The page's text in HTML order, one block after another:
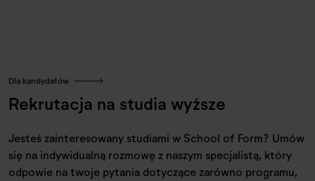
Dla kandydatów
Rekrutacja na studia wyższe
Jesteś zainteresowany studiami w School of Form? Umów
się na indywidualną rozmowę z naszym specjalistą, który
odpowie na twoje pytania dotyczące zarówno programu,